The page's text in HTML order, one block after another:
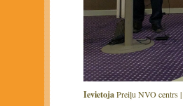
IevietojaPreiļu NVO centrs |